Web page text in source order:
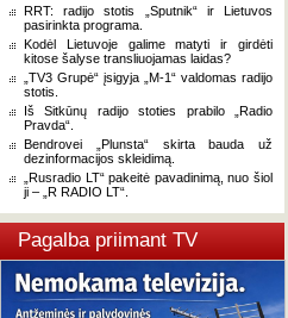
RRT: radijo stotis „Sputnik“ ir Lietuvos
pasirinkta programa.
Kodėl Lietuvoje galime matyti ir girdėti
kitose šalyse transliuojamas laidas?
„TV3 Grupė“ įsigyja „M-1“ valdomas radijo
stotis.
Iš Sitkūnų radijo stoties prabilo „Radio
Pravda“.
Bendrovei „Plunsta“ skirta bauda už
dezinformacijos skleidimą.
„Rusradio LT“ pakeitė pavadinimą, nuo šiol
ji – „R RADIO LT“.
Pagalba priimant TV